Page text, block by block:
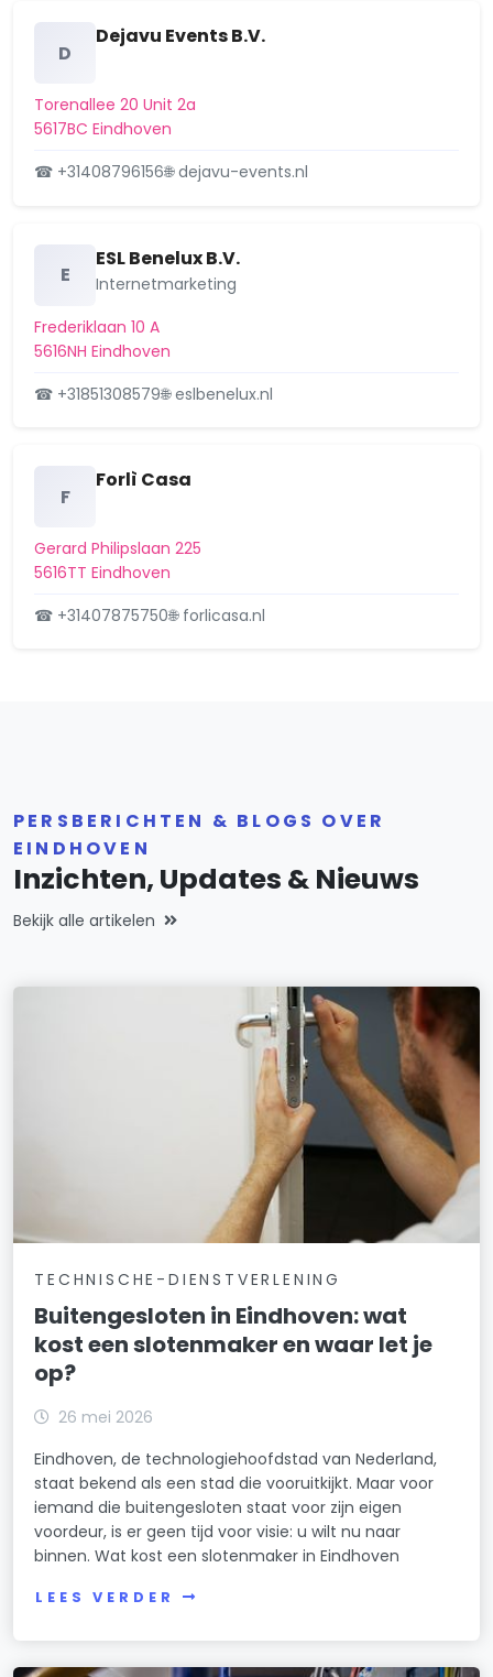
Strijpsestraat 39, 5616GK Eindhoven
Besluit op aanvraag
omgevingsvergunning: plaatsen
van 2 dakkapellen en het opme…
omgevingsvergunning: plaatsen
van een dakkapel aan de voorg…
21 november 2025
omgevingsvergunning: plaatsen
D
Dejavu Events B.V.
Torenallee 20 Unit 2a
5617BC Eindhoven
☎ +31408796156🌐 dejavu-events.nl
E
ESL Benelux B.V.
Internetmarketing
Frederiklaan 10 A
5616NH Eindhoven
☎ +31851308579🌐 eslbenelux.nl
F
Forlì Casa
Gerard Philipslaan 225
5616TT Eindhoven
☎ +31407875750🌐 forlicasa.nl
PERSBERICHTEN & BLOGS OVER
EINDHOVEN
Inzichten, Updates & Nieuws
Bekijk alle artikelen
TECHNISCHE-DIENSTVERLENING
Buitengesloten in Eindhoven: wat
kost een slotenmaker en waar let je
op?
26 mei 2026
Eindhoven, de technologiehoofdstad van Nederland,
staat bekend als een stad die vooruitkijkt. Maar voor
iemand die buitengesloten staat voor zijn eigen
voordeur, is er geen tijd voor visie: u wilt nu naar
binnen. Wat kost een slotenmaker in Eindhoven
LEES VERDER